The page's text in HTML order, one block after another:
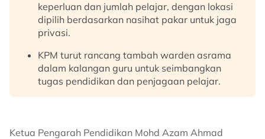
keperluan dan jumlah pelajar, dengan lokasi
dipilih berdasarkan nasihat pakar untuk jaga
privasi.
KPM turut rancang tambah warden asrama
dalam kalangan guru untuk seimbangkan
tugas pendidikan dan penjagaan pelajar.
Ketua Pengarah Pendidikan Mohd Azam Ahmad